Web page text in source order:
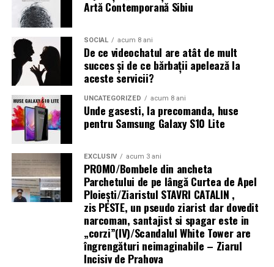
Ospitalității din România (FPIOR) și reprezentantă a
IMM România în Timiș, fiind o organizație matură și
implicată, partener al autorităților locale în promovarea
imaginii Banatului peste hotare.
Despre FPIOR
Federația Patronatelor din Industria Ospitalității din
România (FPIOR) este organizația patronală
reprezentativă la nivel național pentru sectorul HoReCa.
Prin inițiative de colaborare, dialog instituțional și
implicare constantă în relația cu autoritățile și mediul
economic, FPIOR promovează interesele industriei și
contribuie la dezvoltarea sustenabilă a ecosistemului
ospitalității.
Articolul apare prima dată înstiritimis.ro
Artă Contemporană Sibiu
SOCIAL acum 8 ani
De ce videochatul are atât de mult
succes și de ce bărbații apelează la
aceste servicii?
UNCATEGORIZED acum 8 ani
Unde gasesti, la precomanda, huse
pentru Samsung Galaxy S10 Lite
EXCLUSIV acum 3 ani
PROMO/Bombele din ancheta
Parchetului de pe lângă Curtea de Apel
Ploieşti/Ziaristul STAVRI CATALIN ,
zis PESTE, un pseudo ziarist dar dovedit
narcoman, santajist si spagar este in
„corzi”(IV)/Scandalul White Tower are
îngrengături neimaginabile – Ziarul
Incisiv de Prahova